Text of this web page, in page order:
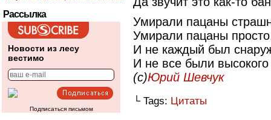
Рассылка
Новости из лесу
вестимо
Подписаться письмом
Умирали пацаны
Умирали пацаны
И не каждый был
И не все были высокого
(с)Юрий Шевчук
└ Tags: Цитаты